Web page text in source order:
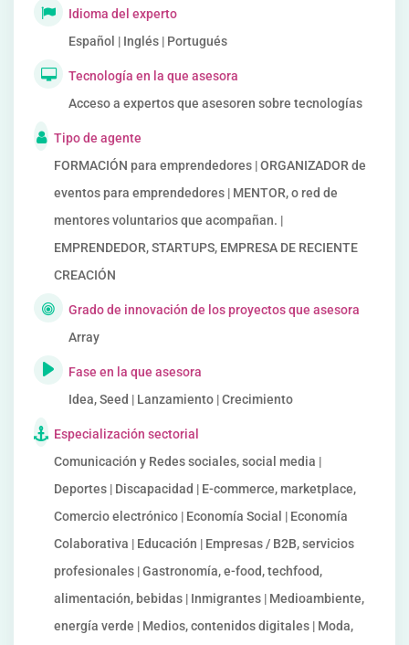
Idioma del experto
Español | Inglés | Portugués
Tecnología en la que asesora
Acceso a expertos que asesoren sobre tecnologías
Tipo de agente
FORMACIÓN para emprendedores | ORGANIZADOR de
eventos para emprendedores | MENTOR, o red de
mentores voluntarios que acompañan. |
EMPRENDEDOR, STARTUPS, EMPRESA DE RECIENTE
CREACIÓN
Grado de innovación de los proyectos que asesora
Array
Fase en la que asesora
Idea, Seed | Lanzamiento | Crecimiento
Especialización sectorial
Comunicación y Redes sociales, social media |
Deportes | Discapacidad | E-commerce, marketplace,
Comercio electrónico | Economía Social | Economía
Colaborativa | Educación | Empresas / B2B, servicios
profesionales | Gastronomía, e-food, techfood,
alimentación, bebidas | Inmigrantes | Medioambiente,
energía verde | Medios, contenidos digitales | Moda,